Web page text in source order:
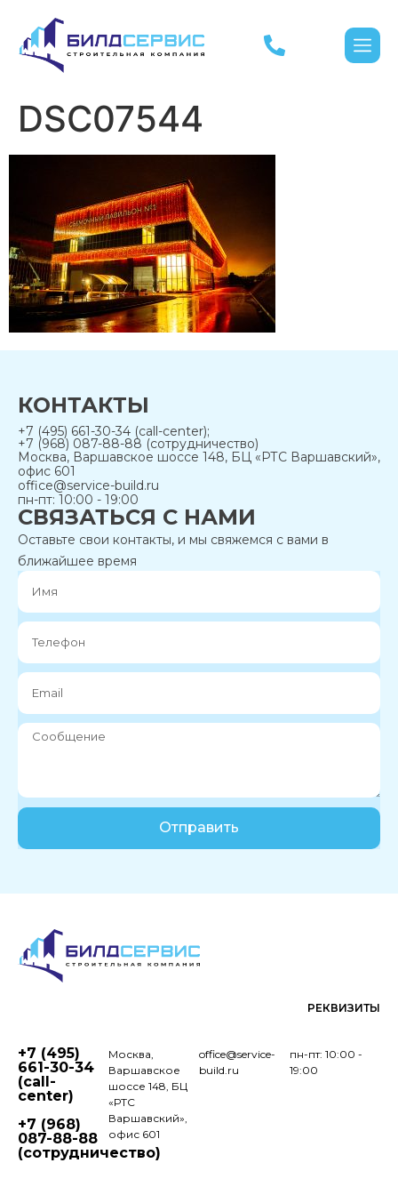
DSC07544
КОНТАКТЫ
+7 (495) 661-30-34 (call-center);
+7 (968) 087-88-88 (сотрудничество)
Москва, Варшавское шоссе 148, БЦ «РТС Варшавский»,
офис 601
office@service-build.ru
пн-пт: 10:00 - 19:00
СВЯЗАТЬСЯ С НАМИ
Оставьте свои контакты, и мы свяжемся с вами в
ближайшее время
Отправить
РЕКВИЗИТЫ
+7 (495)
661-30-34
(call-
center)
+7 (968)
087-88-88
(сотрудничество)
Москва,
Варшавское
шоссе 148, БЦ
«РТС
Варшавский»,
офис 601
пн-пт: 10:00 -
19:00
office@service-
build.ru